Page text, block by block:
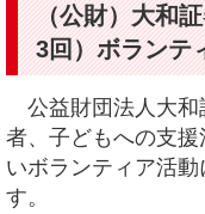
（公財）大和
3回）ボランテ
公益財団法人大和
者、子どもへの支
いボランティア活
す。